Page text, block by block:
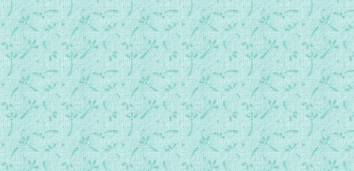
031福音马窦第27章 受询、被钉、安窀.mp3
032福音马窦第28章 耶稣复活、命徒布道.mp3
033福音马尔谷第01章 耶稣受洗、召徒传道.mp3
034福音马尔谷第02章 耶稣赦罪、辩解旧仪.mp3
035福音马尔谷第03章 召立十二宗徒.mp3
036福音马尔谷第04章 天国妙喻.mp3